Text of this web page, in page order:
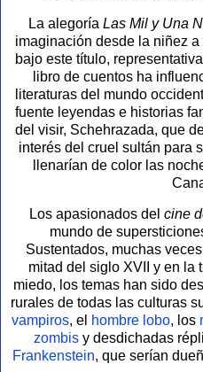
La alegoría Las Mil y Una
imaginación desde la niñez
bajo este título,
libro de cuentos ha
literaturas del mundo
fuente leyendas e historias
del visir, Schehrazada, que
interés del cruel sultán para
llenarían de color las
Los apasionados del cine
mundo de
Sustentados, muchas
mitad del siglo XVII y en la
miedo, los temas han sido
rurales de todas las culturas
vampiros, el hombre lobo, los
zombisy desdichadas
Frankenstein, que serían